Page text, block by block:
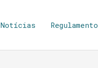
Notícias Regulamento